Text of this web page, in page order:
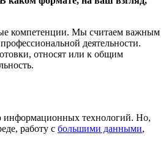
компетенции. Мы считаем важным
деятельности.
относят или к общим
информационных технологий. Но,
работу с большими данными,